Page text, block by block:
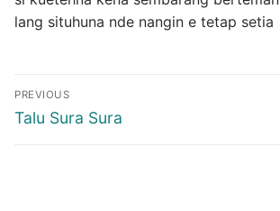
lang situhuna nde nangin e tetap setia
Post
navigation
PREVIOUS
Previous
Talu Sura Sura